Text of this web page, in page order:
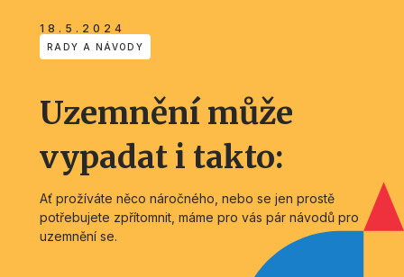
18.5.2024
RADY A NÁVODY
Uzemnění může
vypadat i takto:
Ať prožíváte něco náročného, nebo se jen prostě
potřebujete zpřítomnit, máme pro vás pár návodů pro
uzemnění se.